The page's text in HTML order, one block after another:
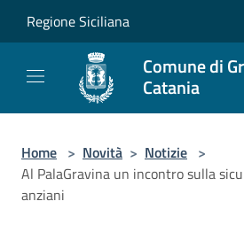
Regione Siciliana
Comune di
Catania
Home > Novità > Notizie >
Al PalaGravina un incontro sulla
anziani